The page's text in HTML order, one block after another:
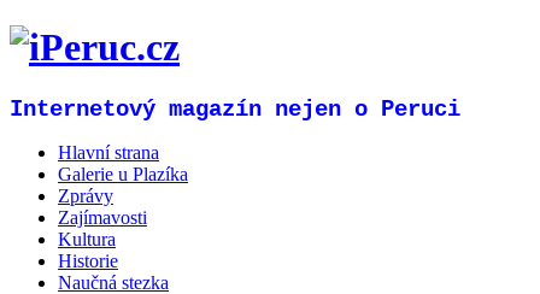
Internetový magazín nejen o Peruci
Hlavní strana
Galerie u Plazíka
Zprávy
Zajímavosti
Kultura
Historie
Naučná stezka